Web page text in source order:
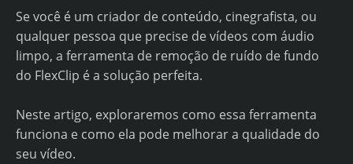
Se você é um criador de conteúdo, cinegrafista, ou
qualquer pessoa que precise de vídeos com áudio
limpo, a ferramenta de remoção de ruído de fundo
do FlexClip é a solução perfeita.
Neste artigo, exploraremos como essa ferramenta
funciona e como ela pode melhorar a qualidade do
seu vídeo.